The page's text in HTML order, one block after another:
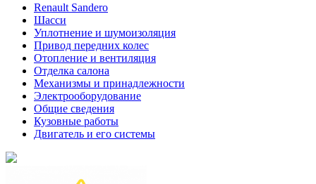
Renault Sandero
Шасси
Уплотнение и шумоизоляция
Привод передних колес
Отопление и вентиляция
Отделка салона
Механизмы и принадлежности
Электрооборудование
Общие сведения
Кузовные работы
Двигатель и его системы